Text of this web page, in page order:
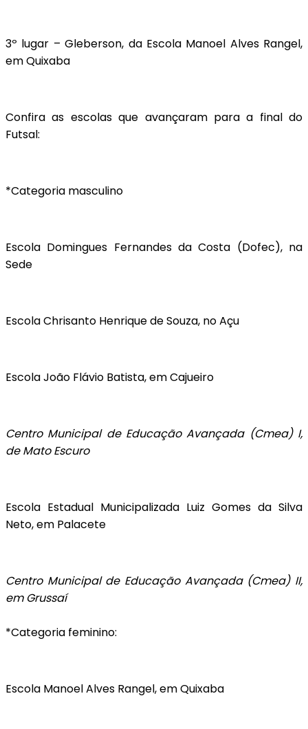
3º lugar – Gleberson, da Escola Manoel Alves Rangel,
em Quixaba
Confira as escolas que avançaram para a final do
Futsal:
*Categoria masculino
Escola Domingues Fernandes da Costa (Dofec), na
Sede
Escola Chrisanto Henrique de Souza, no Açu
Escola João Flávio Batista, em Cajueiro
Centro Municipal de Educação Avançada (Cmea) I,
de Mato Escuro
Escola Estadual Municipalizada Luiz Gomes da Silva
Neto, em Palacete
Centro Municipal de Educação Avançada (Cmea) II,
em Grussaí
*Categoria feminino:
Escola Manoel Alves Rangel, em Quixaba